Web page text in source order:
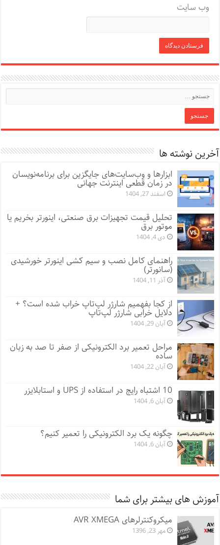
وب‌ سایت
آخرین نوشته ها
ابزارها و وب‌سایت‌های جایگزین برای برنامه‌نویسان
در زمان قطعی اینترنت جهانی
اسفند 27, 1404
تحلیل قیمت تجهیزات برق صنعتی، اینورتر بخریم یا
موتور برق
دی 4, 1404
راهنمای کامل نصب و سیم کشی اینورتر خورشیدی
(سانورتر)
آذر 11, 1404
از کجا بفهمیم شارژر لپ‌تاپ خراب شده است؟ +
دلایل خرابی شارژر لپ‌تاپ
آبان 29, 1404
مراحل تعمیر برد الکترونیکی از صفر تا صد به زبان
ساده
آبان 22, 1404
10 اشتباه رایج در استفاده از UPS و استابلایزر
آبان 6, 1404
چگونه یک برد الکترونیکی را تعمیر کنیم؟
آبان 6, 1404
آموزش های بیشتر برای شما
میکروکنترلرهای AVR XMEGA
مهر 23, 1396